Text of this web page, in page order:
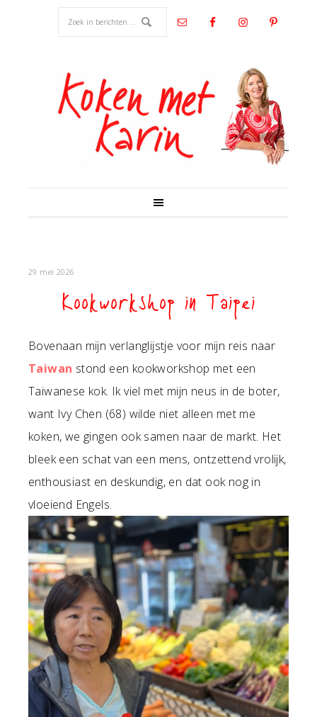
29 mei 2026
Kookworkshop in Taipei
Bovenaan mijn verlanglijstje voor mijn reis naar
Taiwan stond een kookworkshop met een
Taiwanese kok. Ik viel met mijn neus in de boter,
want Ivy Chen (68) wilde niet alleen met me
koken, we gingen ook samen naar de markt. Het
bleek een schat van een mens, ontzettend vrolijk,
enthousiast en deskundig, en dat ook nog in
vloeiend Engels.